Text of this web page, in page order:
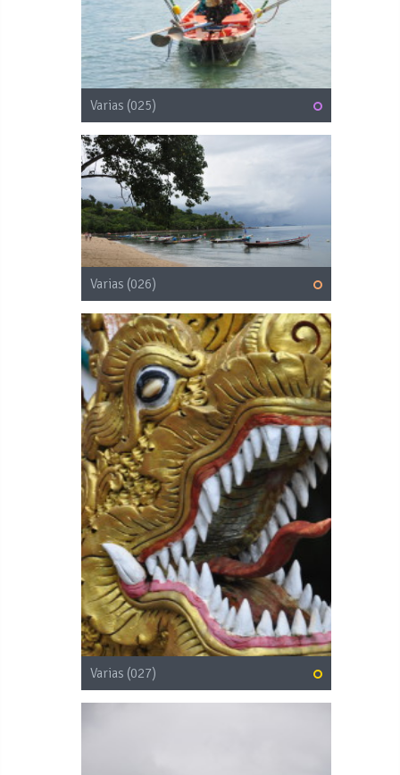
Varias (025)
Varias (026)
Varias (027)